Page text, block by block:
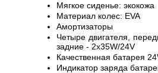
Мягкое сиденье: экокожа
Материал колес: EVA
Амортизаторы
Четыре двигателя,
задние - 2х35W/24V
Качественная батарея
Индикатор заряда